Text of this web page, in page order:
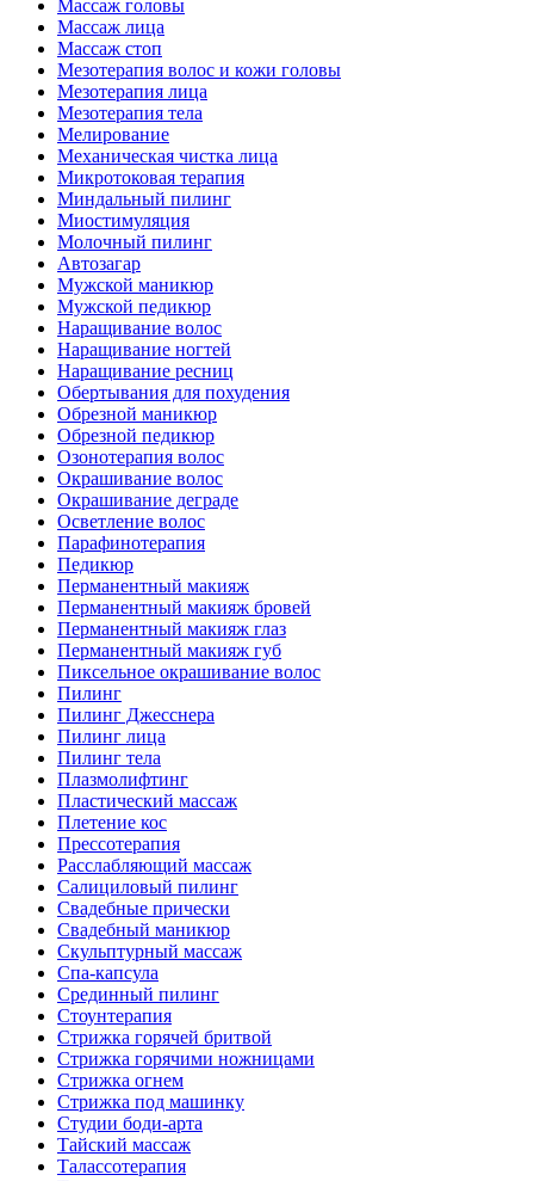
Массаж головы
Массаж лица
Массаж стоп
Мезотерапия волос и кожи головы
Мезотерапия лица
Мезотерапия тела
Мелирование
Механическая чистка лица
Микротоковая терапия
Миндальный пилинг
Миостимуляция
Молочный пилинг
Автозагар
Мужской маникюр
Мужской педикюр
Наращивание волос
Наращивание ногтей
Наращивание ресниц
Обертывания для похудения
Обрезной маникюр
Обрезной педикюр
Озонотерапия волос
Окрашивание волос
Окрашивание деграде
Осветление волос
Парафинотерапия
Педикюр
Перманентный макияж
Перманентный макияж бровей
Перманентный макияж глаз
Перманентный макияж губ
Пиксельное окрашивание волос
Пилинг
Пилинг Джесснера
Пилинг лица
Пилинг тела
Плазмолифтинг
Пластический массаж
Плетение кос
Прессотерапия
Расслабляющий массаж
Салициловый пилинг
Свадебные прически
Свадебный маникюр
Скульптурный массаж
Спа-капсула
Срединный пилинг
Стоунтерапия
Стрижка горячей бритвой
Стрижка горячими ножницами
Стрижка огнем
Стрижка под машинку
Студии боди-арта
Тайский массаж
Талассотерапия